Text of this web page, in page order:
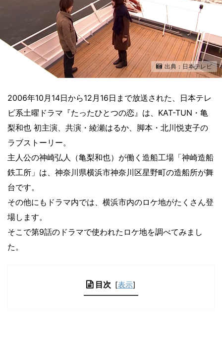
出典：日本テレビ
2006年10月14日から12月16日まで放送された、日本テレ
ビ系土曜ドラマ『たったひとつの恋』は、KAT-TUN・亀
梨和也 初主演、共演・綾瀬はるか、脚本・北川悦吏子の
ラブストーリー。
主人公の神崎弘人（亀梨和也）が働く造船工場「神崎造船
鉄工所」は、神奈川県横浜市神奈川区星野町の造船所が舞
台です。
その他にもドラマ内では、横浜市内のロケ地がたくさん登
場します。
そこで第9話のドラマで使われたロケ地を調べてみまし
た。
目次 [表示]